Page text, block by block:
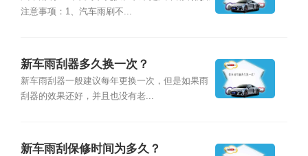
注意事项：1、汽车雨刷不...
新车雨刮器多久换一次？
新车雨刮器一般建议每年更换一次，但是如果雨
刮器的效果还好，并且也没有老...
新车雨刮保修时间为多久？